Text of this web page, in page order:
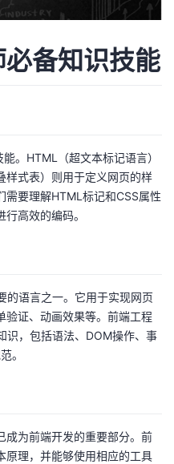
备知识技能
。HTML（超文本标记语言）
样式表）则用于定义网页的样
需要理解HTML标记和CSS属性
高效的编码。
语言之一。它用于实现网页
验证、动画效果等。前端工程
，包括语法、DOM操作、事
。
成为前端开发的重要部分。前
原理，并能够使用相应的工具